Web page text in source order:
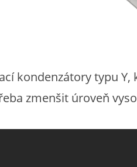
kondenzátory typu
zmenšit úroveň